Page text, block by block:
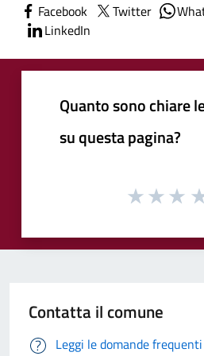
Facebook Twitter
LinkedIn
Quanto sono chiare
su questa pagina?
Contatta il comune
Leggi le domande frequenti